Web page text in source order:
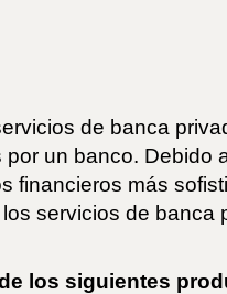
de banca
un banco.
financieros más
servicios de
los siguientes